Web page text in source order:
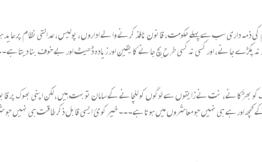
ذمہ داری سب سے پہلے حکومت، قانون نافذ کرنے والے اداروں، پولیس، عدالتی نظام پر
نہ پکڑے جانے، اور کسی نہ کسی طرح بچ جانے کا یقین اور زیادہ ڈھیٹ اور بے خوف بنا دیتا
بھڑکانے، نت نے زایقوں سے لوگوں کو للچانے کے سامان تو بہت ہیں، لکن اپنی بھوک پر
اور ہے ہی نہیں جو معاشروں میں ہوتا ہے۔۔۔ خیر کوئ ایسی قابل ذکر طاقت ہی نہیں